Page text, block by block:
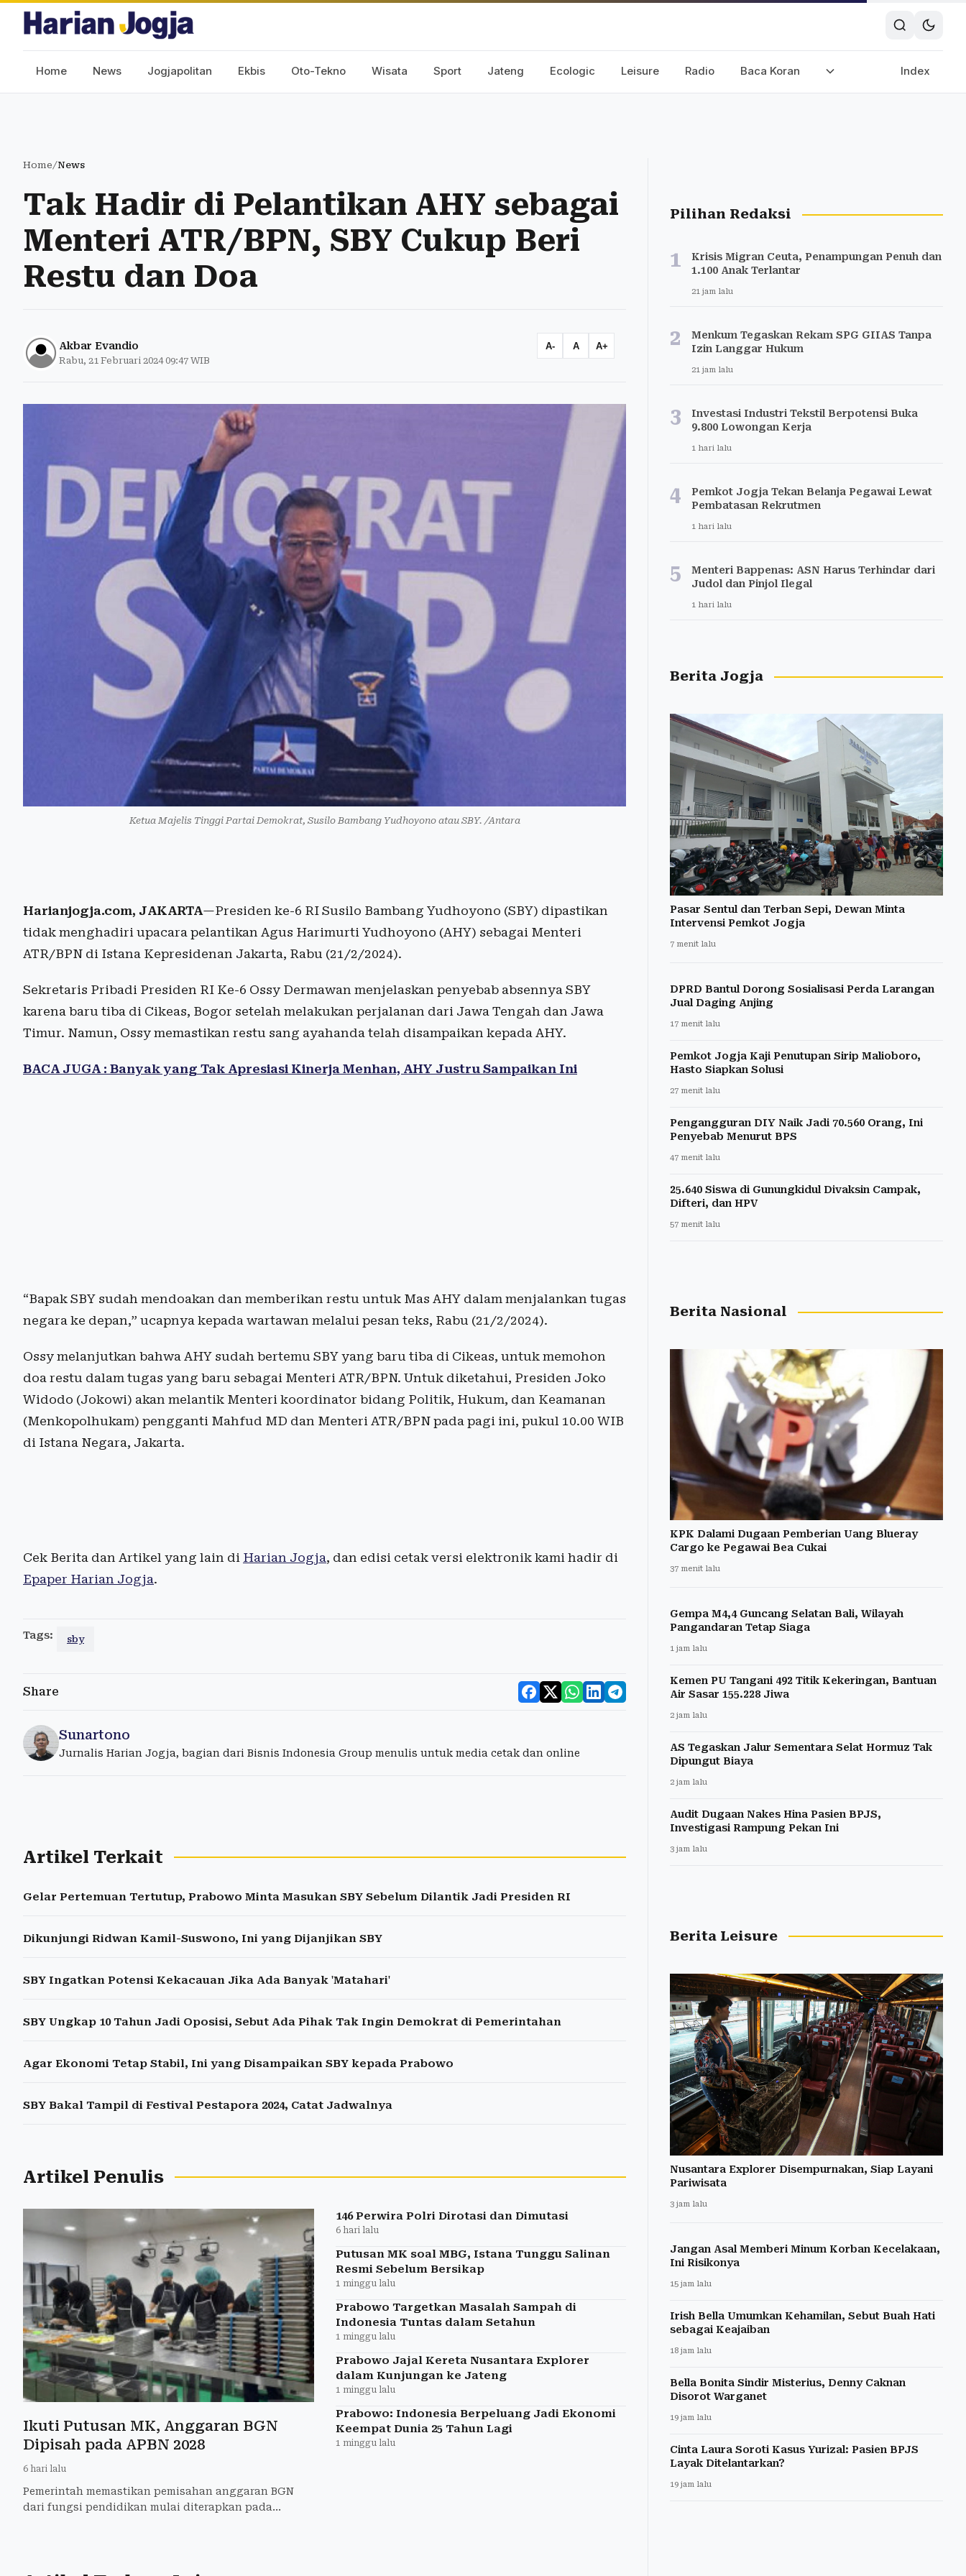
Home News Jogjapolitan Ekbis Oto-Tekno Wisata Sport Jateng Ecologic Leisure Radio Baca Koran Index
Home/News
Tak Hadir di Pelantikan AHY sebagai
Menteri ATR/BPN, SBY Cukup Beri
Restu dan Doa
Akbar Evandio
Rabu, 21 Februari 2024 09:47 WIB
A- A A+
Ketua Majelis Tinggi Partai Demokrat, Susilo Bambang Yudhoyono atau SBY. /Antara
Harianjogja.com, JAKARTA—Presiden ke-6 RI Susilo Bambang Yudhoyono (SBY) dipastikan
tidak menghadiri upacara pelantikan Agus Harimurti Yudhoyono (AHY) sebagai Menteri
ATR/BPN di Istana Kepresidenan Jakarta, Rabu (21/2/2024).
Sekretaris Pribadi Presiden RI Ke-6 Ossy Dermawan menjelaskan penyebab absennya SBY
karena baru tiba di Cikeas, Bogor setelah melakukan perjalanan dari Jawa Tengah dan Jawa
Timur. Namun, Ossy memastikan restu sang ayahanda telah disampaikan kepada AHY.
BACA JUGA : Banyak yang Tak Apresiasi Kinerja Menhan, AHY Justru Sampaikan Ini
“Bapak SBY sudah mendoakan dan memberikan restu untuk Mas AHY dalam menjalankan tugas
negara ke depan,” ucapnya kepada wartawan melalui pesan teks, Rabu (21/2/2024).
Ossy melanjutkan bahwa AHY sudah bertemu SBY yang baru tiba di Cikeas, untuk memohon
doa restu dalam tugas yang baru sebagai Menteri ATR/BPN. Untuk diketahui, Presiden Joko
Widodo (Jokowi) akan melantik Menteri koordinator bidang Politik, Hukum, dan Keamanan
(Menkopolhukam) pengganti Mahfud MD dan Menteri ATR/BPN pada pagi ini, pukul 10.00 WIB
di Istana Negara, Jakarta.
Cek Berita dan Artikel yang lain di Harian Jogja, dan edisi cetak versi elektronik kami hadir di
Epaper Harian Jogja.
Tags: sby
Share
Sunartono
Jurnalis Harian Jogja, bagian dari Bisnis Indonesia Group menulis untuk media cetak dan online
Artikel Terkait
Gelar Pertemuan Tertutup, Prabowo Minta Masukan SBY Sebelum Dilantik Jadi Presiden RI
Dikunjungi Ridwan Kamil-Suswono, Ini yang Dijanjikan SBY
SBY Ingatkan Potensi Kekacauan Jika Ada Banyak 'Matahari'
SBY Ungkap 10 Tahun Jadi Oposisi, Sebut Ada Pihak Tak Ingin Demokrat di Pemerintahan
Agar Ekonomi Tetap Stabil, Ini yang Disampaikan SBY kepada Prabowo
SBY Bakal Tampil di Festival Pestapora 2024, Catat Jadwalnya
Artikel Penulis
Ikuti Putusan MK, Anggaran BGN
Dipisah pada APBN 2028
6 hari lalu
Pemerintah memastikan pemisahan anggaran BGN
dari fungsi pendidikan mulai diterapkan pada
146 Perwira Polri Dirotasi dan Dimutasi
6 hari lalu
Putusan MK soal MBG, Istana Tunggu Salinan
Resmi Sebelum Bersikap
1 minggu lalu
Prabowo Targetkan Masalah Sampah di
Indonesia Tuntas dalam Setahun
1 minggu lalu
Prabowo Jajal Kereta Nusantara Explorer
dalam Kunjungan ke Jateng
1 minggu lalu
Prabowo: Indonesia Berpeluang Jadi Ekonomi
Keempat Dunia 25 Tahun Lagi
1 minggu lalu
Pilihan Redaksi
1
Krisis Migran Ceuta, Penampungan Penuh dan
1.100 Anak Terlantar
21 jam lalu
2
Menkum Tegaskan Rekam SPG GIIAS Tanpa
Izin Langgar Hukum
21 jam lalu
3
Investasi Industri Tekstil Berpotensi Buka
9.800 Lowongan Kerja
1 hari lalu
4
Pemkot Jogja Tekan Belanja Pegawai Lewat
Pembatasan Rekrutmen
1 hari lalu
5
Menteri Bappenas: ASN Harus Terhindar dari
Judol dan Pinjol Ilegal
1 hari lalu
Berita Jogja
Pasar Sentul dan Terban Sepi, Dewan Minta
Intervensi Pemkot Jogja
7 menit lalu
DPRD Bantul Dorong Sosialisasi Perda Larangan
Jual Daging Anjing
17 menit lalu
Pemkot Jogja Kaji Penutupan Sirip Malioboro,
Hasto Siapkan Solusi
27 menit lalu
Pengangguran DIY Naik Jadi 70.560 Orang, Ini
Penyebab Menurut BPS
47 menit lalu
25.640 Siswa di Gunungkidul Divaksin Campak,
Difteri, dan HPV
57 menit lalu
Berita Nasional
KPK Dalami Dugaan Pemberian Uang Blueray
Cargo ke Pegawai Bea Cukai
37 menit lalu
Gempa M4,4 Guncang Selatan Bali, Wilayah
Pangandaran Tetap Siaga
1 jam lalu
Kemen PU Tangani 492 Titik Kekeringan, Bantuan
Air Sasar 155.228 Jiwa
2 jam lalu
AS Tegaskan Jalur Sementara Selat Hormuz Tak
Dipungut Biaya
2 jam lalu
Audit Dugaan Nakes Hina Pasien BPJS,
Investigasi Rampung Pekan Ini
3 jam lalu
Berita Leisure
Nusantara Explorer Disempurnakan, Siap Layani
Pariwisata
3 jam lalu
Jangan Asal Memberi Minum Korban Kecelakaan,
Ini Risikonya
15 jam lalu
Irish Bella Umumkan Kehamilan, Sebut Buah Hati
sebagai Keajaiban
18 jam lalu
Bella Bonita Sindir Misterius, Denny Caknan
Disorot Warganet
19 jam lalu
Cinta Laura Soroti Kasus Yurizal: Pasien BPJS
Layak Ditelantarkan?
19 jam lalu